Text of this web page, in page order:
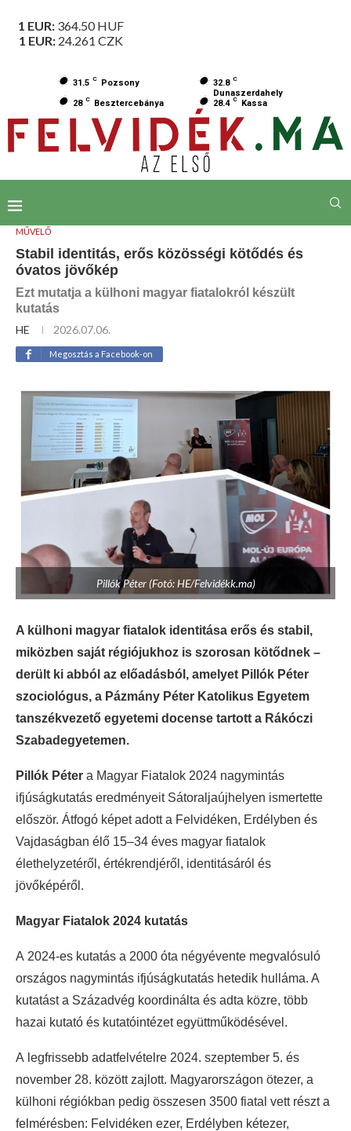
1 EUR: 364.50HUF
1 EUR: 24.261 CZK
31.5 C Pozsony 32.8 C
Dunaszerdahely
28 C Besztercebánya 28.4 C Kassa
MŰVELŐ
Stabil identitás, erős közösségi kötődés és
óvatos jövőkép
Ezt mutatja a külhoni magyar fiatalokról készült
kutatás
HE
2026.07.06.
Megosztás a Facebook-on
Pillók Péter (Fotó: HE/Felvidékk.ma)
A külhoni magyar fiatalok identitása erős és stabil,
miközben saját régiójukhoz is szorosan kötődnek –
derült ki abból az előadásból, amelyet Pillók Péter
szociológus, a Pázmány Péter Katolikus Egyetem
tanszékvezető egyetemi docense tartott a Rákóczi
Szabadegyetemen.
Pillók Péter a Magyar Fiatalok 2024 nagymintás
ifjúságkutatás eredményeit Sátoraljaújhelyen ismertette
először. Átfogó képet adott a Felvidéken, Erdélyben és
Vajdaságban élő 15–34 éves magyar fiatalok
élethelyzetéről, értékrendjéről, identitásáról és
jövőképéről.
Magyar Fiatalok 2024 kutatás
A 2024-es kutatás a 2000 óta négyévente megvalósuló
országos nagymintás ifjúságkutatás hetedik hulláma. A
kutatást a Századvég koordinálta és adta közre, több
hazai kutató és kutatóintézet együttműködésével.
A legfrissebb adatfelvételre 2024. szeptember 5. és
november 28. között zajlott. Magyarországon ötezer, a
külhoni régiókban pedig összesen 3500 fiatal vett részt a
felmérésben: Felvidéken ezer, Erdélyben kétezer,